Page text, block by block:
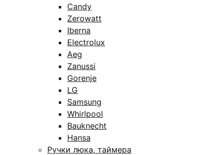
Candy
Zerowatt
Iberna
Electrolux
Aeg
Zanussi
Gorenje
LG
Samsung
Whirlpool
Bauknecht
Hansa
Ручки люка, таймера